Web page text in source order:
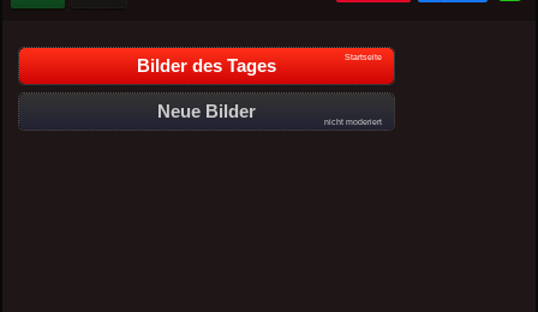
Bilder des Tages Startseite
Neue Bilder
nicht moderiert